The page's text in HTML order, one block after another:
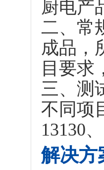
厨电产
二、常
成品，
目要求
三、测
不同项
13130
解决方